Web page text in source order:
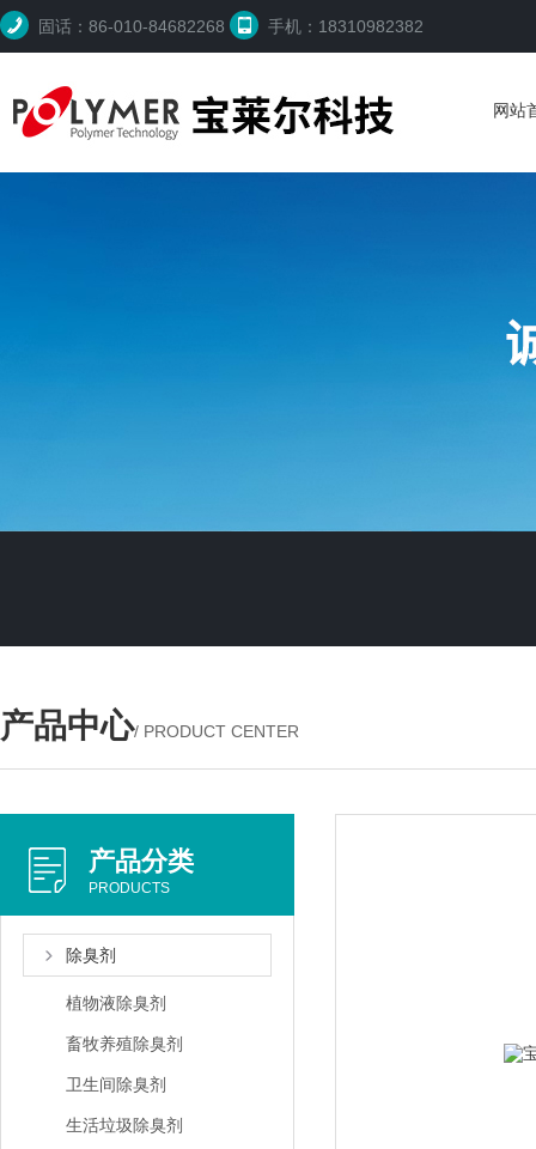
固话：86-010-84682268 手机：18310982382
网站
产品中心/ PRODUCT CENTER
产品分类
PRODUCTS
除臭剂
植物液除臭剂
畜牧养殖除臭剂
卫生间除臭剂
生活垃圾除臭剂